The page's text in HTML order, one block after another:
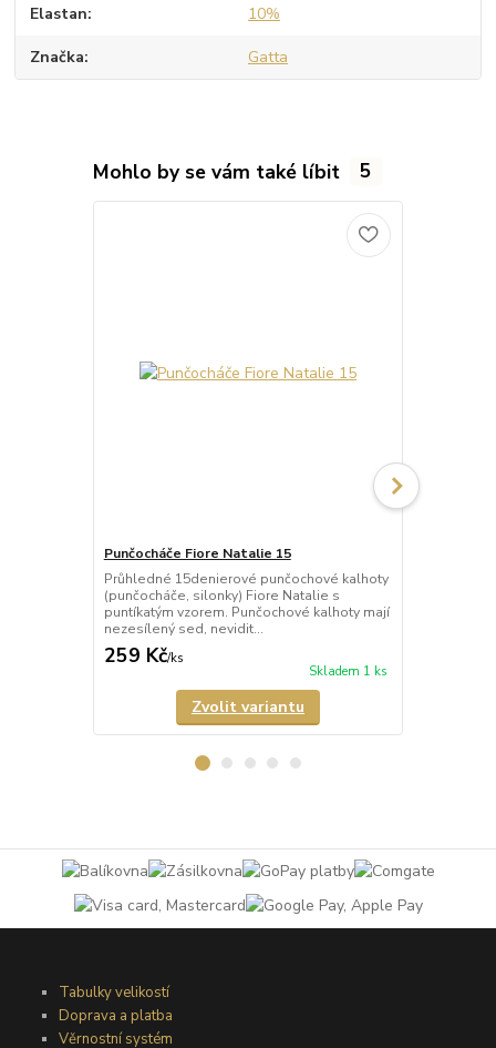
Elastan 10%
Značka Gatta
Mohlo by se vám také líbit 5
Punčocháče Fiore Natalie 15
Průhledné 15denierové punčochové kalhoty
(punčocháče, silonky) Fiore Natalie s
puntíkatým vzorem. Punčochové kalhoty mají
nezesílený sed, nevidit...
259 Kč/ks
Skladem 1 ks
Zvolit variantu
Tabulky velikostí
Doprava a platba
Věrnostní systém